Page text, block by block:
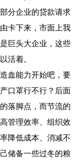
分企业的贷款请求
卡下来，市面上我
巨头大企业，这些
活着。
血能力开始吧，要
口罩行不行？后面
落脚点，而节流的
管理效率、组织效
降低成本、消减不
储备一些过冬的粮